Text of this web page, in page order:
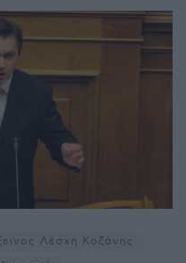
Λέσχη Κοζάνης